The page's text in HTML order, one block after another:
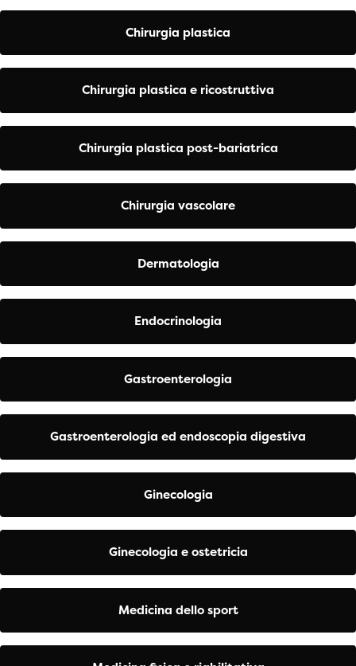
Chirurgia plastica
Chirurgia plastica e ricostruttiva
Chirurgia plastica post-bariatrica
Chirurgia vascolare
Dermatologia
Endocrinologia
Gastroenterologia
Gastroenterologia ed endoscopia digestiva
Ginecologia
Ginecologia e ostetricia
Medicina dello sport